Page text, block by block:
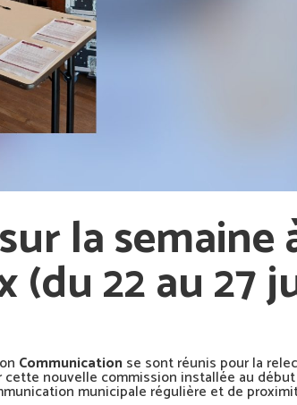
la semaine
(du 22 au 27
Communicationse sont réunis pour la
cette nouvelle commission installée au
municipale régulière et de